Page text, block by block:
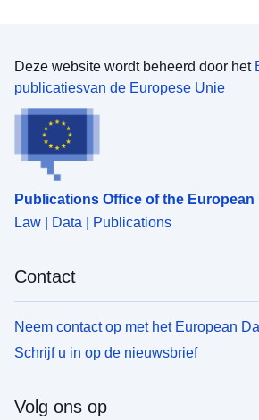
Deze website wordt beheerd door het
publicatiesvan de Europese Unie
Publications Office of the European
Law | Data | Publications
Contact
Neem contact op met het European
Schrijf u in op de nieuwsbrief
Volg ons op